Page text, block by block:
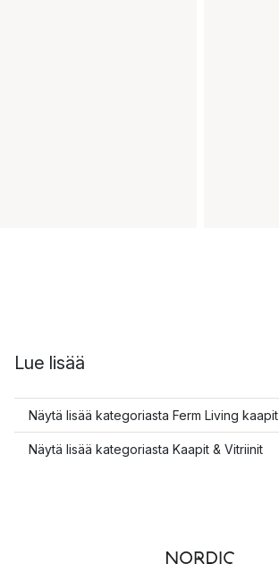
Lue lisää
Näytä lisää kategoriasta Ferm Living kaapit
Näytä lisää kategoriasta Kaapit & Vitriinit